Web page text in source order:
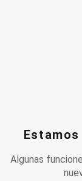
Algunas